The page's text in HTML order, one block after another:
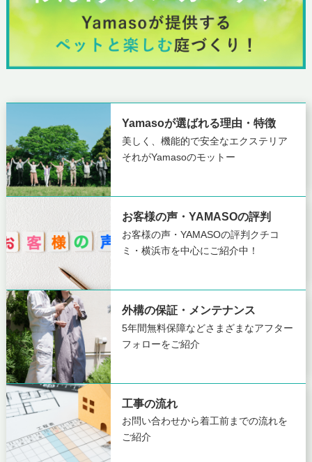
Yamasoが選ばれる理由・特徴
美しく、機能的で安全なエクステリア
それがYamasoのモットー
お客様の声・YAMASOの評判
お客様の声・YAMASOの評判 クチコ
ミ・横浜市を中心にご紹介中！
外構の保証・メンテナンス
5年間無料保障などさまざまなアフター
フォローをご紹介
工事の流れ
お問い合わせから着工前までの流れを
ご紹介